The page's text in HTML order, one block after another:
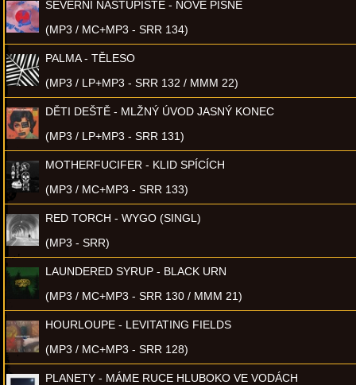
SEVERNÍ NÁSTUPIŠTĚ - NOVÉ PÍSNĚ
(MP3 / MC+MP3 - SRR 134)
PALMA - TĚLESO
(MP3 / LP+MP3 - SRR 132 / MMM 22)
DĚTI DEŠTĚ - MLŽNÝ ÚVOD JASNÝ KONEC
(MP3 / LP+MP3 - SRR 131)
MOTHERFUCIFER - KLID SPÍCÍCH
(MP3 / MC+MP3 - SRR 133)
RED TORCH - WYGO (SINGL)
(MP3 - SRR)
LAUNDERED SYRUP - BLACK URN
(MP3 / MC+MP3 - SRR 130 / MMM 21)
HOURLOUPE - LEVITATING FIELDS
(MP3 / MC+MP3 - SRR 128)
PLANETY - MÁME RUCE HLUBOKO VE VODÁCH